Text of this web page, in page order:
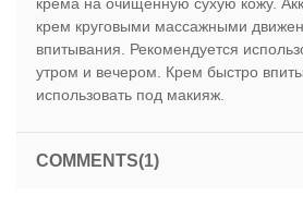
крем круговыми массажными
впитывания. Рекомендуется
утром и вечером. Крем быстро
использовать под макияж.
COMMENTS(1)